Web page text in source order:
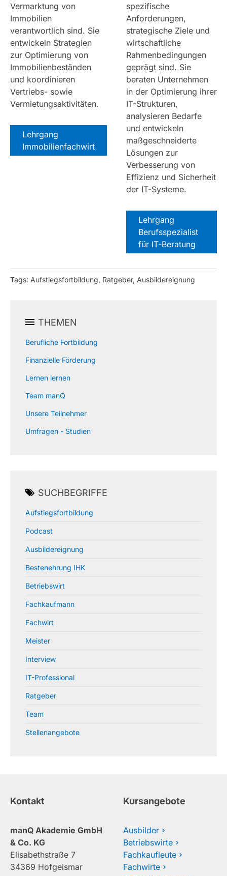
Vermarktung von
Immobilien
verantwortlich sind. Sie
entwickeln Strategien
zur Optimierung von
Immobilienbeständen
und koordinieren
Vertriebs- sowie
Vermietungsaktivitäten.
Lehrgang
Immobilienfachwirt
spezifische
Anforderungen,
strategische Ziele und
wirtschaftliche
Rahmenbedingungen
geprägt sind. Sie
beraten Unternehmen
in der Optimierung ihrer
IT-Strukturen,
analysieren Bedarfe
und entwickeln
maßgeschneiderte
Lösungen zur
Verbesserung von
Effizienz und Sicherheit
der IT-Systeme.
Lehrgang
Berufsspezialist
für IT-Beratung
Tags: Aufstiegsfortbildung, Ratgeber, Ausbildereignung
THEMEN
Berufliche Fortbildung
Finanzielle Förderung
Lernen lernen
Team manQ
Unsere Teilnehmer
Umfragen - Studien
SUCHBEGRIFFE
Aufstiegsfortbildung
Podcast
Ausbildereignung
Bestenehrung IHK
Betriebswirt
Fachkaufmann
Fachwirt
Meister
Interview
IT-Professional
Ratgeber
Team
Stellenangebote
Kontakt
manQ Akademie GmbH
& Co. KG
Elisabethstraße 7
34369 Hofgeismar
Kursangebote
Ausbilder
Betriebswirte
Fachkaufleute
Fachwirte